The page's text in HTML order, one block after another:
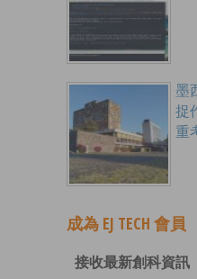
墨
捉
重
成為 EJ TECH 會員
接收最新創科資訊